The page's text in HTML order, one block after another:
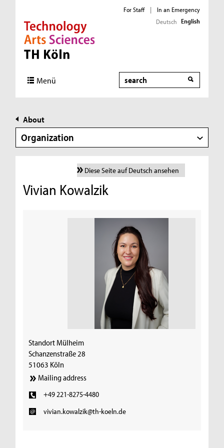
Direkt zur Hauptnavigation
Direkt zur Subnavigation
Direkt zum Inhalt
Direkt zum Fußbereich
For Staff |
In an Emergency
Deutsch English
Menü Search
About
Organization
Diese Seite auf Deutsch ansehen
Vivian Kowalzik
Standort Mülheim
Schanzenstraße 28
51063 Köln
Mailing address
+49 221-8275-4480
vivian.kowalzik@th-koeln.de